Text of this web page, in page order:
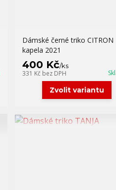
Dámské černé triko CITRON
kapela 2021
400 Kč/ks
331 Kč bez DPH
Zvolit variantu